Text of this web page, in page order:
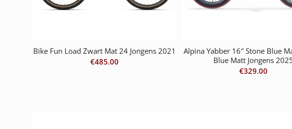
Bike Fun Load Zwart Mat 24 Jongens 2021
€485.00
Alpina Yabber 16″ Stone Blue
Blue Matt Jongens
€329.00